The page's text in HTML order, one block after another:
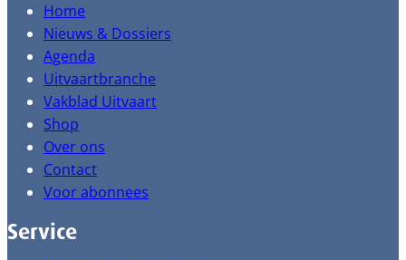
Home
Nieuws & Dossiers
Agenda
Uitvaartbranche
Vakblad Uitvaart
Shop
Over ons
Contact
Voor abonnees
Service